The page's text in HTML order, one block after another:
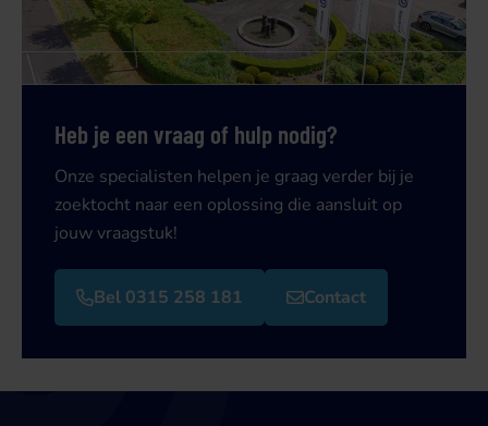
Heb je een vraag of hulp nodig?
Onze specialisten helpen je graag verder bij je
zoektocht naar een oplossing die aansluit op
jouw vraagstuk!
Bel 0315 258 181 Contact